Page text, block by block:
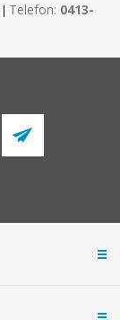
Telefon: 0413-